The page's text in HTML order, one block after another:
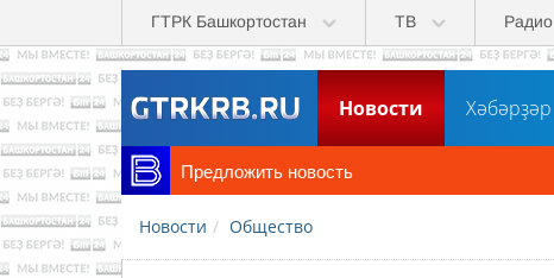
Перейти к основному содержанию
ГТРК Башкортостан ТВ Радио
Новости Хәбәрҙәр
Предложить новость
Новости Общество